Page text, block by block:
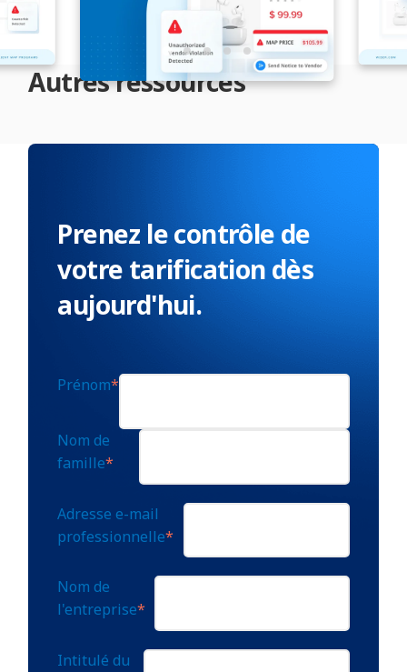
Autres ressources
Prenez le contrôle de
votre tarification dès
aujourd'hui.
Prénom*
Nom de
famille*
Adresse e-mail
professionnelle*
Nom de
l'entreprise*
Intitulé du